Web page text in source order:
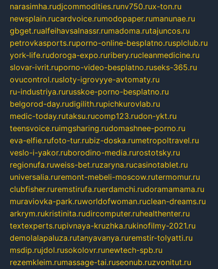
narasimha.rudjcommodities.runv750.rux-ton.ru
newsplain.rucardvoice.rumodopaper.rumanunae.ru
gbget.rualfeihavsalnassr.rumadoma.rutajuncos.ru
petrovkasports.ruporno-online-besplatno.rusplclub.ru
york-life.rudoroga-expo.ruribery.rucleanmedicine.ru
slovar-ivrit.ruporno-video-besplatno.ruseks-365.ru
ovucontrol.rusloty-igrovyye-avtomaty.ru
ru-industriya.rurusskoe-porno-besplatno.ru
belgorod-day.rudigilith.rupichkurovlab.ru
medic-today.rutaksu.rucomp123.rudon-ykt.ru
teensvoice.ruimgsharing.rudomashnee-porno.ru
eva-elfie.rufoto-tur.rubiz-doska.rumetropoltravel.ru
veslo-i-yakor.ruborodino-media.rurostotsky.ru
regionufa.ruweiss-bet.ruzaryna.rucasinotablet.ru
universalia.ruremont-mebeli-moscow.rutermomur.ru
clubfisher.ruremstirufa.ruerdamchi.rudoramamama.ru
muraviovka-park.ruworldofwoman.ruclean-dreams.ru
arkrym.rukristinita.rudircomputer.ruhealthenter.ru
textexperts.rupivnaya-kruzhka.rukinofilmy-2021.ru
demolalapaluza.rutanyavanya.ruremstir-tolyatti.ru
msdip.rujdol.rusokolovr.runewtech-spb.ru
rezemkleim.rumassage-tai.ruseonub.ruzvonitut.ru